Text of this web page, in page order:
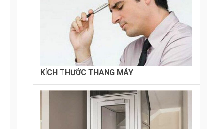
KÍCH THƯỚC THANG MÁY